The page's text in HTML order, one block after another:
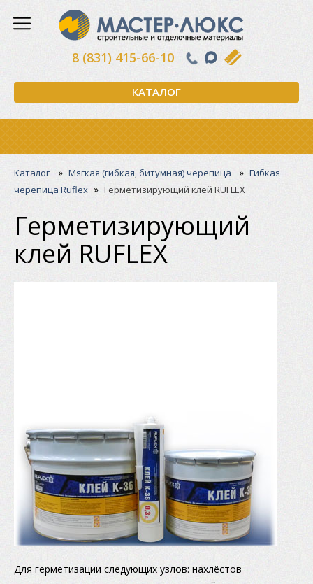
КАТАЛОГ
8 (831) 415-66-10
Каталог» Мягкая (гибкая, битумная) черепица » Гибкая
черепица Ruflex » Герметизирующий клей RUFLEX
Герметизирующий
клей RUFLEX
Для герметизации следующих узлов: нахлёстов